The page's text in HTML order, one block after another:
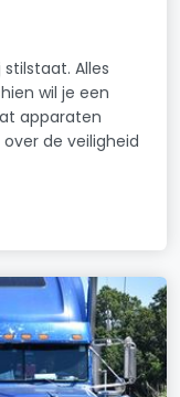
Alles
wil je een
apparaten
de veiligheid